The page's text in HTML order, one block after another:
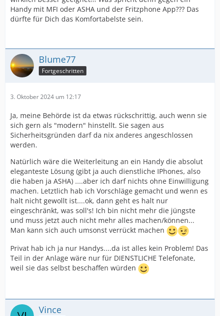
Handy mit MFI oder ASHA und der Fritzphone App??? Das
dürfte für Dich das Komfortabelste sein.
Blume77
Fortgeschritten
3. Oktober 2024 um 12:17
Ja, meine Behörde ist da etwas rückschrittig, auch wenn sie
sich gern als "modern" hinstellt. Sie sagen aus
Sicherheitsgründen darf da nix anderes angeschlossen
werden.
Natürlich wäre die Weiterleitung an ein Handy die absolut
eleganteste Lösung (gibt ja auch dienstliche IPhones, also
die haben ja ASHA) ....aber ich darf nichts ohne Einwilligung
machen. Letztlich hab ich Vorschläge gemacht und wenn es
halt nicht gewollt ist....ok, dann geht es halt nur
eingeschränkt, was soll's! Ich bin nicht mehr die jüngste
und muss jetzt auch nicht mehr alles machen/können...
Man kann sich auch umsonst verrückt machen
Privat hab ich ja nur Handys....da ist alles kein Problem! Das
Teil in der Anlage wäre nur für DIENSTLICHE Telefonate,
weil sie das selbst beschaffen würden
Vince